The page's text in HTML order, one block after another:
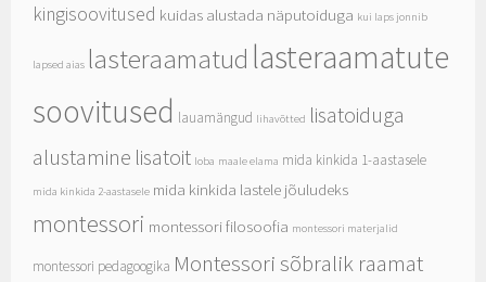
kingisoovitused kuidas alustada näputoiduga kui laps jonnib
lapsed aias lasteraamatud lasteraamatute
soovitused lauamängud lihavõtted lisatoiduga
alustamine lisatoit loba maale elama mida kinkida 1-aastasele
mida kinkida 2-aastasele mida kinkida lastele jõuludeks
montessori montessori filosoofia montessori materjalid
montessori pedagoogika Montessori sõbralik raamat